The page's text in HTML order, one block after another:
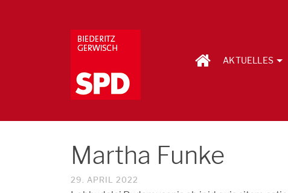
AKTUELLES
Martha Funke
29. APRIL 2022